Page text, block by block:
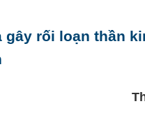
gây rối loạn thần